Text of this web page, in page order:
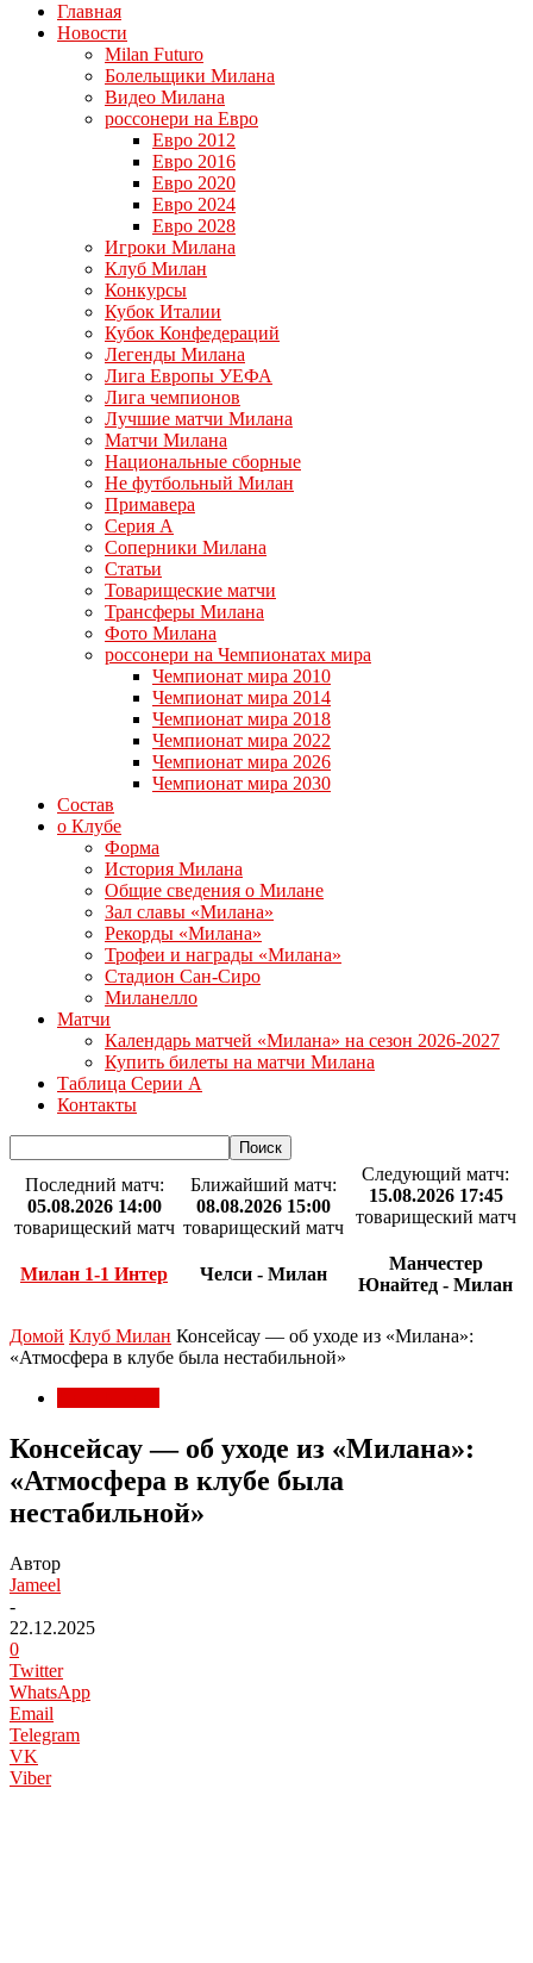
Главная
Новости
Milan Futuro
Болельщики Милана
Видео Милана
россонери на Евро
Евро 2012
Евро 2016
Евро 2020
Евро 2024
Евро 2028
Игроки Милана
Клуб Милан
Конкурсы
Кубок Италии
Кубок Конфедераций
Легенды Милана
Лига Европы УЕФА
Лига чемпионов
Лучшие матчи Милана
Матчи Милана
Национальные сборные
Не футбольный Милан
Примавера
Серия А
Соперники Милана
Статьи
Товарищеские матчи
Трансферы Милана
Фото Милана
россонери на Чемпионатах мира
Чемпионат мира 2010
Чемпионат мира 2014
Чемпионат мира 2018
Чемпионат мира 2022
Чемпионат мира 2026
Чемпионат мира 2030
Состав
о Клубе
Форма
История Милана
Общие сведения о Милане
Зал славы «Милана»
Рекорды «Милана»
Трофеи и награды «Милана»
Стадион Сан-Сиро
Миланелло
Матчи
Календарь матчей «Милана» на сезон 2026-2027
Купить билеты на матчи Милана
Таблица Серии А
Контакты
Последний матч:
05.08.2026 14:00
товарищеский матч
Милан 1-1 Интер
Ближайший матч:
08.08.2026 15:00
товарищеский матч
Челси - Милан
Следующий матч:
15.08.2026 17:45
товарищеский матч
Манчестер
Юнайтед - Милан
Домой Клуб Милан Консейсау — об уходе из «Милана»:
«Атмосфера в клубе была нестабильной»
Консейсау — об уходе из «Милана»:
«Атмосфера в клубе была
нестабильной»
Автор
Jameel
-
22.12.2025
0
Twitter
WhatsApp
Email
Telegram
VK
Viber